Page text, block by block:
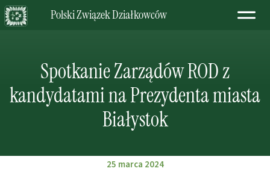
Polski Związek Działkowców
Spotkanie Zarządów ROD z
kandydatami na Prezydenta miasta
Białystok
25 marca 2024